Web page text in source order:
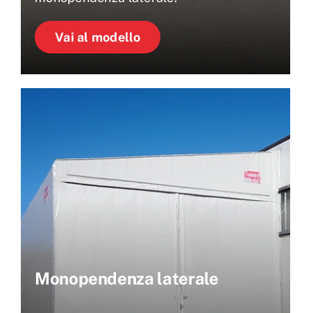
Vai al modello
Monopendenza laterale